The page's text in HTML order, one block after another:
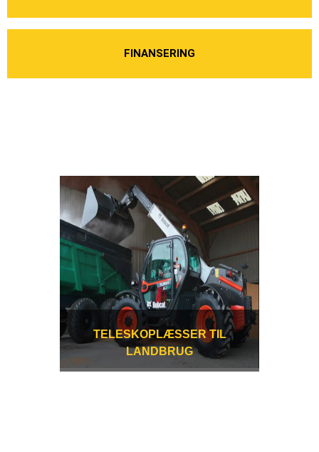
FINANSERING
TELESKOPLÆSSER TIL
LANDBRUG